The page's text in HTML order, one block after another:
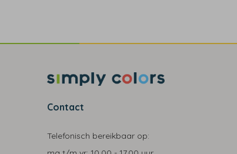
Contact
Telefonisch bereikbaar op: